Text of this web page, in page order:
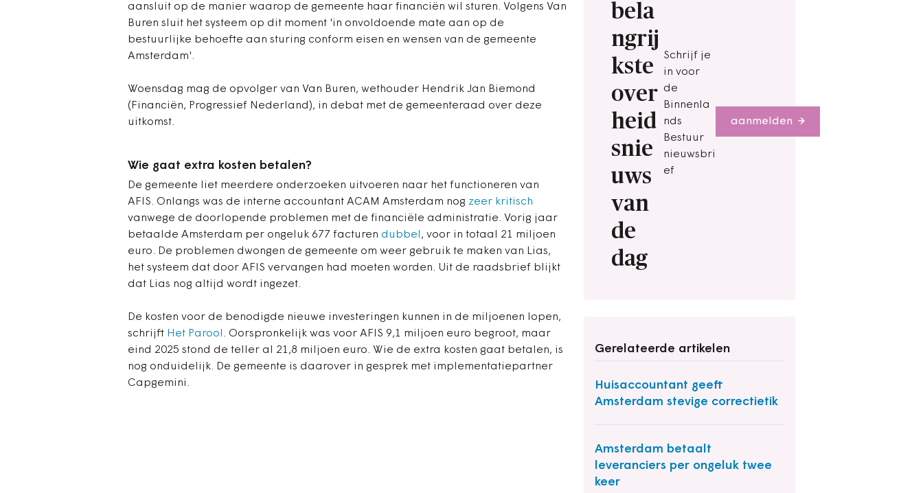
bela
ngrij
kste
over
heid
snie
uws
van
de
dag
Schrijf je
in voor
de
Binnenla
nds
Bestuur
nieuwsbri
ef
aanmelden
Gerelateerde artikelen
Huisaccountant geeft
Amsterdam stevige correctietik
Amsterdam betaalt
leveranciers per ongeluk twee
keer
aansluit op de manier waarop de gemeente haar financiën wil sturen. Volgens Van
Buren sluit het systeem op dit moment 'in onvoldoende mate aan op de
bestuurlijke behoefte aan sturing conform eisen en wensen van de gemeente
Amsterdam'.
Woensdag mag de opvolger van Van Buren, wethouder Hendrik Jan Biemond
(Financiën, Progressief Nederland), in debat met de gemeenteraad over deze
uitkomst.
Wie gaat extra kosten betalen?
De gemeente liet meerdere onderzoeken uitvoeren naar het functioneren van
AFIS. Onlangs was de interne accountant ACAM Amsterdam nog zeer kritisch
vanwege de doorlopende problemen met de financiële administratie. Vorig jaar
betaalde Amsterdam per ongeluk 677 facturen dubbel , voor in totaal 21 miljoen
euro. De problemen dwongen de gemeente om weer gebruik te maken van Lias,
het systeem dat door AFIS vervangen had moeten worden. Uit de raadsbrief blijkt
dat Lias nog altijd wordt ingezet.
De kosten voor de benodigde nieuwe investeringen kunnen in de miljoenen lopen,
schrijft Het Parool . Oorspronkelijk was voor AFIS 9,1 miljoen euro begroot, maar
eind 2025 stond de teller al 21,8 miljoen euro. Wie de extra kosten gaat betalen, is
nog onduidelijk. De gemeente is daarover in gesprek met implementatiepartner
Capgemini.